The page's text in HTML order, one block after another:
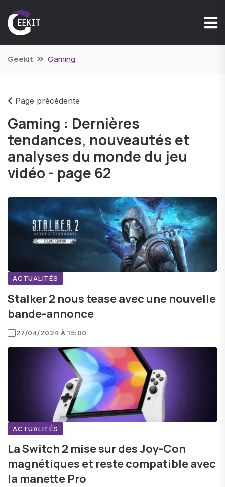
Geekit Gaming
Page précédente
Gaming : Dernières
tendances, nouveautés et
analyses du monde du jeu
vidéo - page 62
ACTUALITÉS
Stalker 2 nous tease avec une nouvelle
bande-annonce
27/04/2024 À 15:00
ACTUALITÉS
La Switch 2 mise sur des Joy-Con
magnétiques et reste compatible avec
la manette Pro